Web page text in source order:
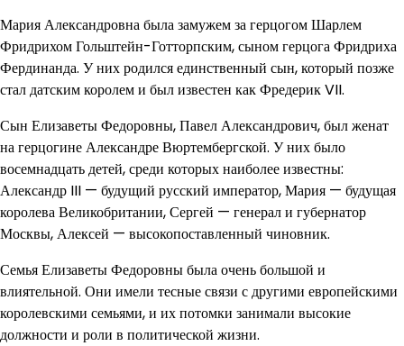
Мария Александровна была замужем за герцогом Шарлем
Фридрихом Гольштейн-Готторпским, сыном герцога Фридриха
Фердинанда. У них родился единственный сын, который позже
стал датским королем и был известен как Фредерик VII.
Сын Елизаветы Федоровны, Павел Александрович, был женат
на герцогине Александре Вюртембергской. У них было
восемнадцать детей, среди которых наиболее известны:
Александр III — будущий русский император, Мария — будущая
королева Великобритании, Сергей — генерал и губернатор
Москвы, Алексей — высокопоставленный чиновник.
Семья Елизаветы Федоровны была очень большой и
влиятельной. Они имели тесные связи с другими европейскими
королевскими семьями, и их потомки занимали высокие
должности и роли в политической жизни.